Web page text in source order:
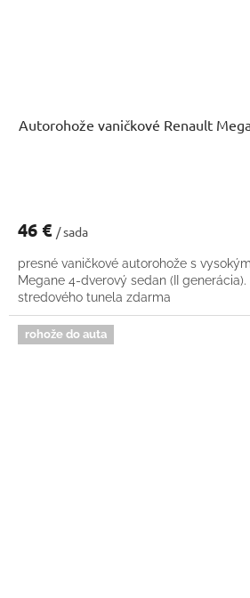
Autorohože vaničkové Renault
46 € / sada
presné vaničkové autorohože s
Megane 4-dverový sedan (II
stredového tunela zdarma
rohože do auta